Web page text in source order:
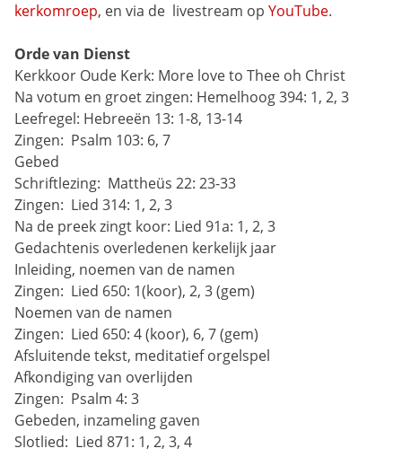
kerkomroep, en via de livestream op YouTube.
Orde van Dienst
Kerkkoor Oude Kerk: More love to Thee oh Christ
Na votum en groet zingen: Hemelhoog 394: 1, 2, 3
Leefregel: Hebreeën 13: 1-8, 13-14
Zingen: Psalm 103: 6, 7
Gebed
Schriftlezing: Mattheüs 22: 23-33
Zingen: Lied 314: 1, 2, 3
Na de preek zingt koor: Lied 91a: 1, 2, 3
Gedachtenis overledenen kerkelijk jaar
Inleiding, noemen van de namen
Zingen: Lied 650: 1(koor), 2, 3 (gem)
Noemen van de namen
Zingen: Lied 650: 4 (koor), 6, 7 (gem)
Afsluitende tekst, meditatief orgelspel
Afkondiging van overlijden
Zingen: Psalm 4: 3
Gebeden, inzameling gaven
Slotlied: Lied 871: 1, 2, 3, 4